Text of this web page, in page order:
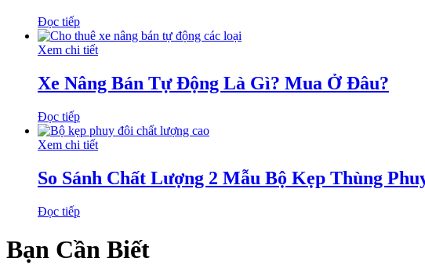
Đọc tiếp
Xem chi tiết
Xe Nâng Bán Tự Động Là Gì? Mua Ở Đâu?
Đọc tiếp
Xem chi tiết
So Sánh Chất Lượng 2 Mẫu Bộ Kẹp Thùng
Đọc tiếp
Bạn Cần Biết